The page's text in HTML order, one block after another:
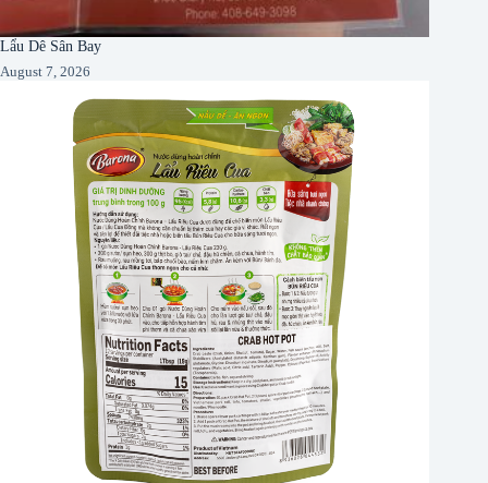
Lẩu Dê Sân Bay
August 7, 2026